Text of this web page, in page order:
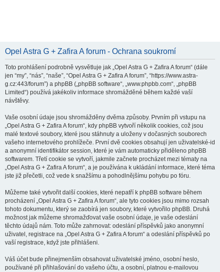
Opel Astra G + Zafira A forum - Ochrana soukromí
Toto prohlášení podrobně vysvětluje jak „Opel Astra G + Zafira A forum“ (dále
jen “my”, “nás”, “naše”, “Opel Astra G + Zafira A forum”, “https://www.astra-
g.cz:443/forum”) a phpBB („phpBB software“, „www.phpbb.com“, „phpBB
Limited“) používá jakékoliv informace shromážděné během každé vaší
návštěvy.
Vaše osobní údaje jsou shromážděny dvěma způsoby. Prvním při vstupu na
„Opel Astra G + Zafira A forum“, kdy phpBB vytvoří několik cookies, což jsou
malé textové soubory, které jsou stáhnuty a uloženy v dočasných souborech
vašeho internetového prohlížeče. První dvě cookies obsahují jen uživatelské-id
a anonymní identifikátor session, které je vám automaticky přiděleno phpBB
softwarem. Třetí cookie se vytvoří, jakmile začnete procházet mezi tématy na
„Opel Astra G + Zafira A forum“, a je používána k ukládání informace, které téma
jste již přečetli, což vede k snažšímu a pohodlnějšímu pohybu po fóru.
Můžeme také vytvořit další cookies, které nepatří k phpBB software během
procházení „Opel Astra G + Zafira A forum“, ale tyto cookies jsou mimo rozsah
tohoto dokumentu, který se zaobírá jen soubory, které vytvořilo phpBB. Druhá
možnost jak můžeme shromažďovat vaše osobní údaje, je vaše odeslání
těchto údajů nám. Toto může zahrnovat: odeslání příspěvků jako anonymní
uživatel, registrace na „Opel Astra G + Zafira A forum“ a odeslání příspěvků po
vaší registrace, když jste přihlášeni.
Váš účet bude přinejmenším obsahovat uživatelské jméno, osobní heslo,
používané při přihlašování do vašeho účtu, a osobní, platnou e-mailovou